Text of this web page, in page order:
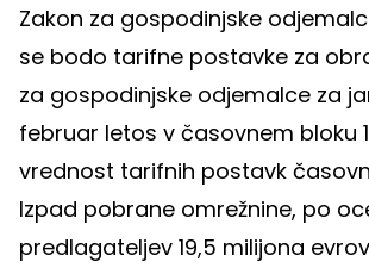
Zakon za gospodinjske
se bodo tarifne postavke za
za gospodinjske odjemalce za
februar letos v časovnem bloku
vrednost tarifnih postavk
Izpad pobrane omrežnine, po
predlagateljev 19,5 milijona